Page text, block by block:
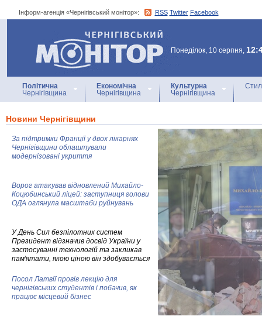
Інформ-агенція «Чернігівський монітор»: RSS Twitter Facebook
Інформ-агенція
«Чернігівський монітор»
Понеділок, 10 серпня,
Політична
Чернігівщина
Економічна
Чернігівщина
Культурна
Чернігівщина
Новини Чернігівщини
За підтримки Франції у двох лікарнях
Чернігівщини облаштували
модернізовані укриття
Ворог атакував відновлений Михайло-
Коцюбинський ліцей: заступниця голови
ОДА оглянула масштаби руйнувань
У День Сил безпілотних систем
Президент відзначив досвід України у
застосуванні технологій та закликав
пам'ятати, якою ціною він здобувається
Посол Латвії провів лекцію для
чернігівських студентів і побачив, як
працює місцевий бізнес